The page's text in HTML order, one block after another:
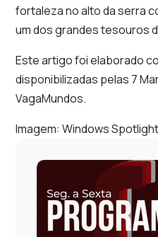
fortaleza no alto da serra
um dos grandes tesouros
Este artigo foi elaborado
disponibilizadas pelas 7
VagaMundos.
Imagem: Windows